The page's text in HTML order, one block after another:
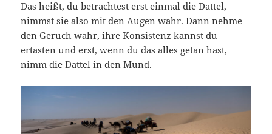
Das heißt, du betrachtest erst einmal die Dattel,
nimmst sie also mit den Augen wahr. Dann nehme
den Geruch wahr, ihre Konsistenz kannst du
ertasten und erst, wenn du das alles getan hast,
nimm die Dattel in den Mund.